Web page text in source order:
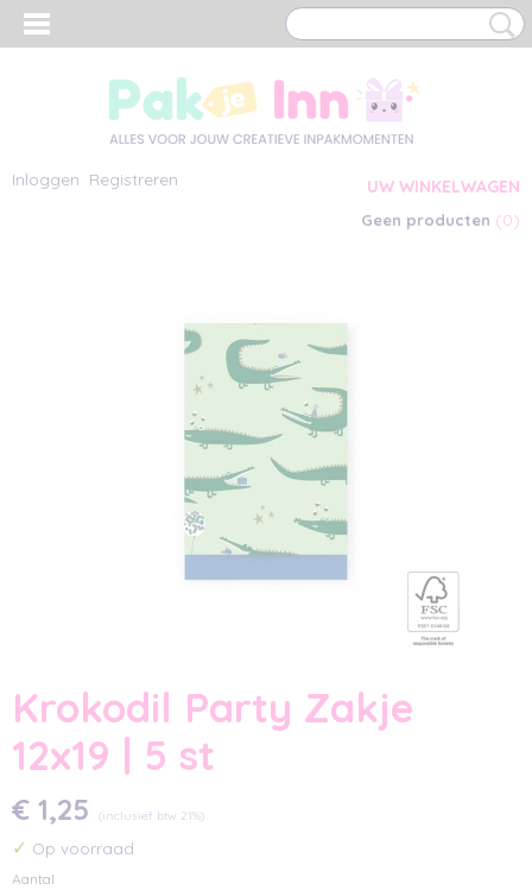
Inloggen Registreren UW WINKELWAGEN
Geen producten (0)
Krokodil Party Zakje
12x19 | 5 st
€ 1,25 (inclusief btw 21%)
✓ Op voorraad
Aantal